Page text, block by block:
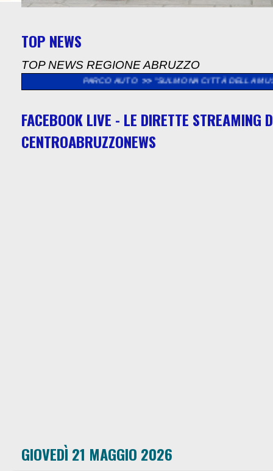
TOP NEWS
TOP NEWS REGIONE ABRUZZO
>> "SULMONA CITTÀ DELLA MUSICA",
FACEBOOK LIVE - LE DIRETTE STREAMING
CENTROABRUZZONEWS
GIOVEDÌ 21 MAGGIO 2026